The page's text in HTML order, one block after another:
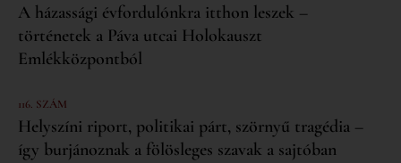
A házassági évfordulónkra itthon leszek –
történetek a Páva utcai Holokauszt
Emlékközpontból
116. SZÁM
Helyszíni riport, politikai párt, szörnyű tragédia –
így burjánoznak a fölösleges szavak a sajtóban